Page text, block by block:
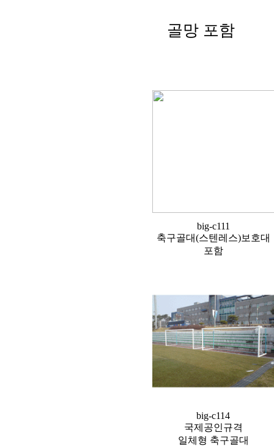
골망 포함
big-c111
축구골대(스텐레스)보호대
포함
big-c114
국제공인규격
일체형 축구골대